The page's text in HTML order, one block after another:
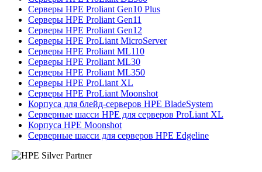
Серверы HPE Proliant Gen10 Plus
Серверы HPE Proliant Gen11
Серверы HPE Proliant Gen12
Серверы HPE ProLiant MicroServer
Серверы HPE Proliant ML110
Серверы HPE Proliant ML30
Серверы HPE Proliant ML350
Серверы HPE ProLiant XL
Серверы HPE ProLiant Moonshot
Корпуса для блейд-серверов HPE BladeSystem
Серверные шасси HPE для серверов ProLiant XL
Корпуса HPE Moonshot
Серверные шасси для серверов HPE Edgeline